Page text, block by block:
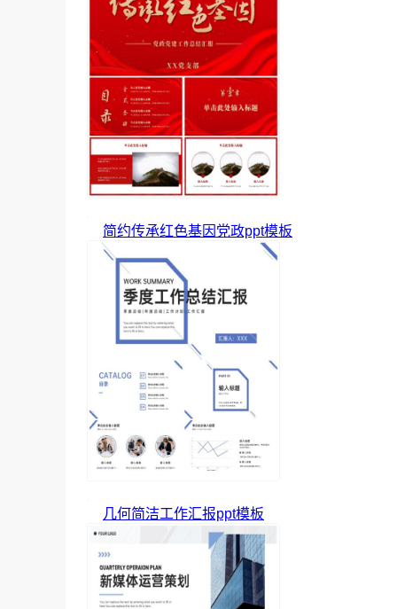
简约传承红色基因党政ppt模板
几何简洁工作汇报ppt模板